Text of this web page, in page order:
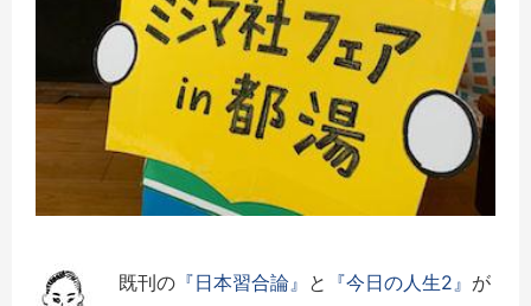
既刊の 『日本習合論』 と 『今日の人生2』 が